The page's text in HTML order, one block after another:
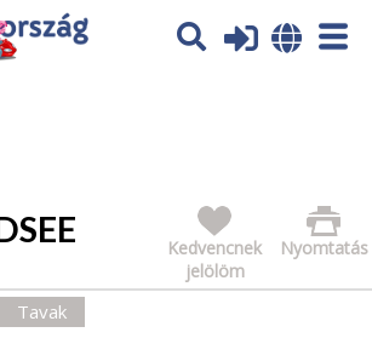
használ. További tájékoztatás itt:
Nyomtatás
Kedvencnek
jelölöm
Tavak